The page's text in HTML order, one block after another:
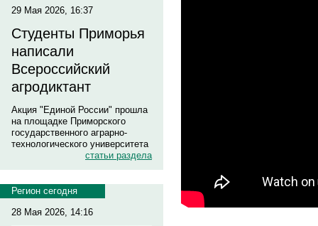
29 Мая 2026, 16:37
Студенты Приморья
написали
Всероссийский
агродиктант
Акция "Единой России" прошла
на площадке Приморского
государственного аграрно-
технологического университета
статьи раздела
Регион сегодня
28 Мая 2026, 14:16